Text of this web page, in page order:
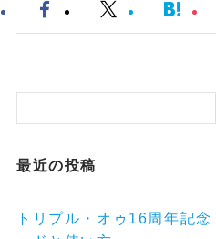
最近の投稿
トリプル・オゥ16周年記